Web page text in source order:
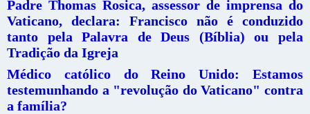
Padre Thomas Rosica, assessor de imprensa do
Vaticano, declara: Francisco não é conduzido
tanto pela Palavra de Deus (Bíblia) ou pela
Tradição da Igreja
Médico católico do Reino Unido: Estamos
testemunhando a "revolução do Vaticano" contra
a família?